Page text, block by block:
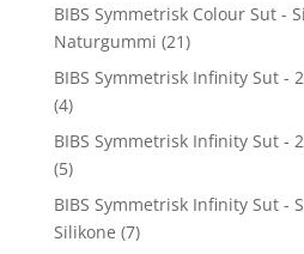
BIBS Symmetrisk Colour Sut -
Naturgummi (21)
BIBS Symmetrisk Infinity Sut -
(4)
BIBS Symmetrisk Infinity Sut -
(5)
BIBS Symmetrisk Infinity Sut -
Silikone (7)